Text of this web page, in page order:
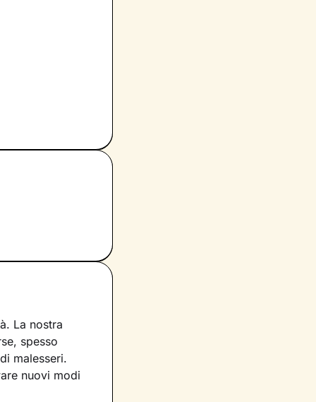
La nostra
spesso
malesseri.
nuovi modi